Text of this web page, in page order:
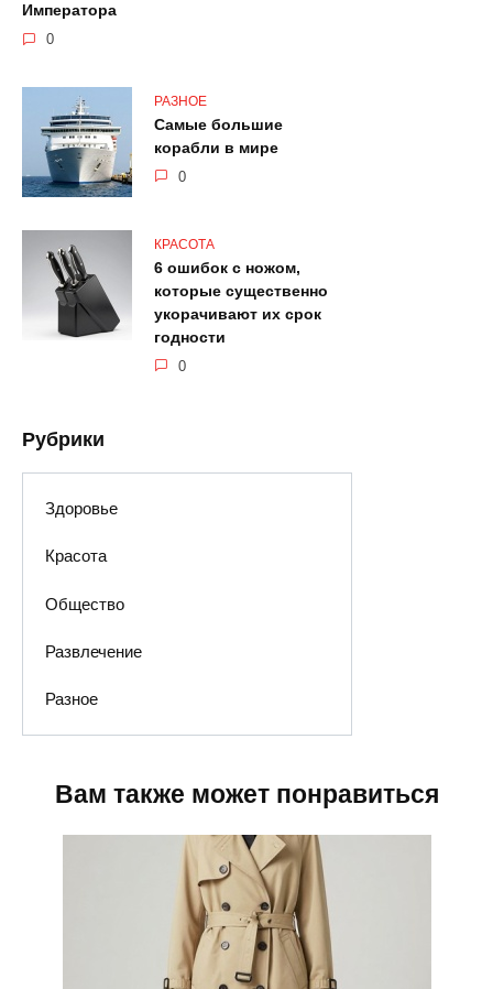
Императора
0
РАЗНОЕ
Самые большие
корабли в мире
0
КРАСОТА
6 ошибок с ножом,
которые существенно
укорачивают их срок
годности
0
Рубрики
Здоровье
Красота
Общество
Развлечение
Разное
Вам также может понравиться